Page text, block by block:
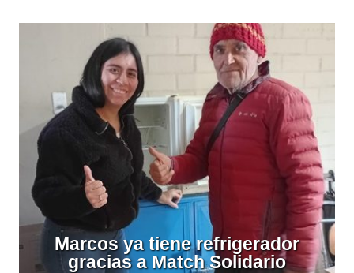
Marcos ya tiene refrigerador
gracias a Match Solidario